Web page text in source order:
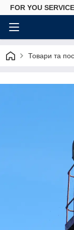
FOR YOU SERVICE
Товари та